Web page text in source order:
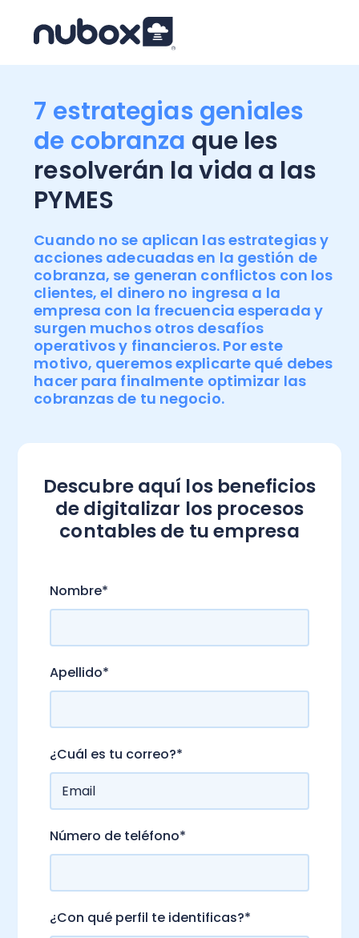
7 estrategias geniales
de cobranza que les
resolverán la vida a las
PYMES
Cuando no se aplican las estrategias y
acciones adecuadas en la gestión de
cobranza, se generan conflictos con los
clientes, el dinero no ingresa a la
empresa con la frecuencia esperada y
surgen muchos otros desafíos
operativos y financieros. Por este
motivo, queremos explicarte qué debes
hacer para finalmente optimizar las
cobranzas de tu negocio.
Descubre aquí los beneficios
de digitalizar los procesos
contables de tu empresa
Nombre*
Apellido*
¿Cuál es tu correo?*
Número de teléfono*
¿Con qué perfil te identificas?*